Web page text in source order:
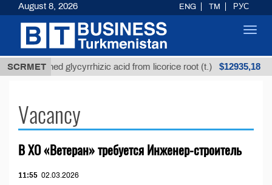
SCRMET
Unrefined glycyrrhizic acid from licorice root (t.) $12935,18
Vacancy
В ХО «Ветеран» требуется Инженер-строитель
11:55 02.03.2026
August 8, 2026 ENG TM РУС